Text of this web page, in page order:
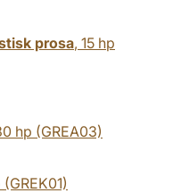
prosa, 15 hp
hp (GREA03)
(GREK01)